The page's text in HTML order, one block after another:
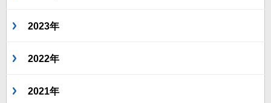
2023年
2022年
2021年